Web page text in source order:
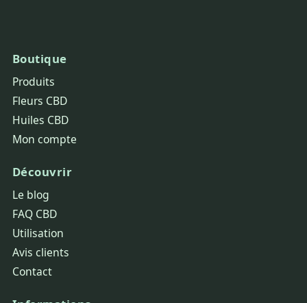
Boutique
Produits
Fleurs CBD
Huiles CBD
Mon compte
Découvrir
Le blog
FAQ CBD
Utilisation
Avis clients
Contact